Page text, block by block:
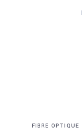
FIBRE OPTIQUE